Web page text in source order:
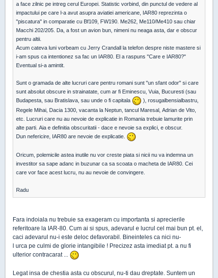
a face zilnic pe intreg cerul Europei. Statistic vorbind, din punctul de vedere al
impactului pe care l-a avut asupra aviatiei americane, IAR80 reprezinta o
"piscatura" in comparatie cu Bf109, FW190. Me262, Me110/Me410 sau chiar
Macchi 202/205. Da, a fost un avion bun, nimeni nu neaga asta, dar e obscur
pentru altii.
Acum cateva luni vorbeam cu Jerry Crandall la telefon despre niste mastere si
i-am spus ca intentionez sa fac un IAR80. El a raspuns "Care e IAR80?"
Eventual si-a amintit.
Sunt o gramada de alte lucruri care pentru romani sunt "un sfant odor" si care
sunt absolut obscure in strainatate, cum ar fi Eminescu, Vuia, Bucuresti (sau
Budapesta, sau Bratislava, sau unde o fi capitala
), rosugalbensialbastru,
Regele Mihai, Dacia 1300, vacanta la Neptun, tancul Maresal, Adrian de Vito,
etc. Lucruri care nu au nevoie de explicatie in Romania trebuie lamurite prin
alte parti. Aia e definitia obscuritatii - dace e nevoie sa explici, e obscur.
Dun nefericire, IAR80 are nevoie de explicatie.
Oricum, polemicile astea inutile nu vor creste piata si nicii nu va indemna un
investitor sa sape adanc in buzunar ca sa scoata o macheta de IAR80. Cei
care vor face acest lucru, nu au nevoie de convingere.
Radu
Fara indoiala nu trebuie sa exageram cu importanta si aprecierile
referitoare la IAR-80. Cum ai si spus, adevarul e lucrul cel mai bun pt. el,
caci adevarul nu-i este deloc defavorabil. Bineinteles ca nici nu-
l urca pe culmi de glorie intangibile ! Precizez asta imediat pt. a nu fi
ulterior contracarat ...
Legat insa de chestia asta cu obscurul, nu-ti dau dreptate. Suntem un